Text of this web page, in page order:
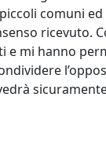
comuni
ricevuto.
e mi hanno